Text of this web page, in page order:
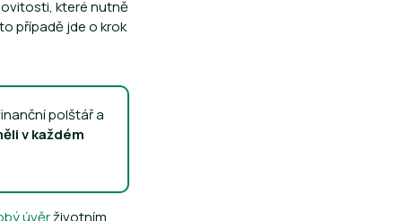
které nutně
případě jde o krok
polštář a
v každém